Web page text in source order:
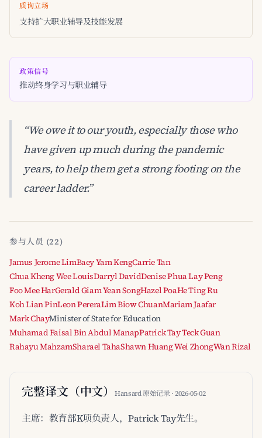
质询立场
支持扩大职业辅导及技能发展
政策信号
推动终身学习与职业辅导
“We owe it to our youth, especially those who
have given up much during the pandemic
years, to help them get a strong footing on the
career ladder.”
参与人员 (22)
Jamus Jerome LimBaey Yam KengCarrie Tan
Chua Kheng Wee LouisDarryl DavidDenise Phua Lay Peng
Foo Mee HarGerald Giam Yean SongHazel PoaHe Ting Ru
Koh Lian PinLeon PereraLim Biow ChuanMariam Jaafar
Mark ChayMinister of State for Education
Muhamad Faisal Bin Abdul ManapPatrick Tay Teck Guan
Rahayu MahzamSharael TahaShawn Huang Wei ZhongWan Rizal
完整译文（中文）Hansard 原始记录 · 2026-05-02
主席：教育部K项负责人，Patrick Tay先生。